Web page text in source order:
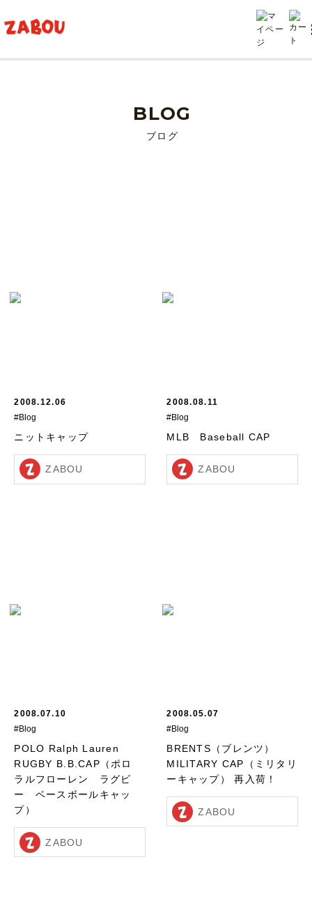
BLOG
ブログ
2008.12.06
#Blog
ニットキャップ
ZABOU
2008.08.11
#Blog
MLB Baseball CAP
ZABOU
2008.07.10
#Blog
POLO Ralph Lauren
RUGBY B.B.CAP（ポロ
ラルフローレン ラグビ
ー ベースボールキャッ
プ）
ZABOU
2008.05.07
#Blog
BRENTS（ブレンツ）
MILITARY CAP（ミリタリ
ーキャップ） 再入荷！
ZABOU